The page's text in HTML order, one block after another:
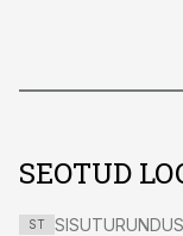
SEOTUD
ST SISUTURUNDUS